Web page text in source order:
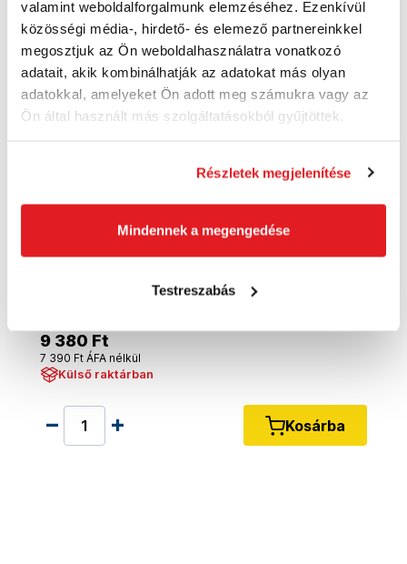
valamint weboldalforgalmunk elemzéséhez. Ezenkívül
közösségi média-, hirdető- és elemező partnereinkkel
megosztjuk az Ön weboldalhasználatra vonatkozó
adatait, akik kombinálhatják az adatokat más olyan
adatokkal, amelyeket Ön adott meg számukra vagy az
Ön által használt más szolgáltatásokból gyűjtöttek.
Részletek megjelenítése
Mindennek a megengedése
Testreszabás
9910300 Knipex
9 380 Ft
7 390 Ft ÁFA nélkül
Külső raktárban
Kosárba